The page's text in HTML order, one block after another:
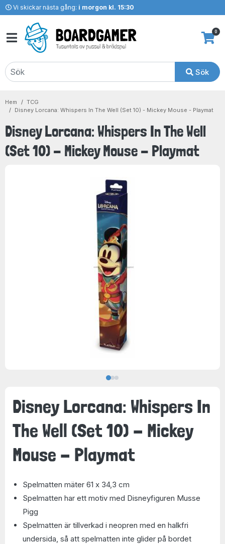
Vi skickar nästa gång: i morgon kl. 15:30
Sök
0
Hem
TCG
Disney Lorcana: Whispers In The Well (Set 10) - Mickey Mouse - Playmat
Disney Lorcana: Whispers In The Well
(Set 10) - Mickey Mouse - Playmat
Disney Lorcana: Whispers In
The Well (Set 10) - Mickey
Mouse - Playmat
Spelmatten mäter 61 x 34,3 cm
Spelmatten har ett motiv med Disneyfiguren Musse
Pigg
Spelmatten är tillverkad i neopren med en halkfri
undersida, så att spelmatten inte glider på bordet